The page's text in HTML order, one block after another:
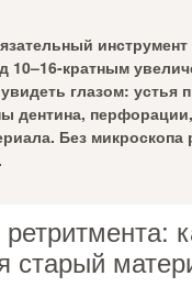
инструмент
10–16-кратным
глазом: устья
дентина,
Без
старый